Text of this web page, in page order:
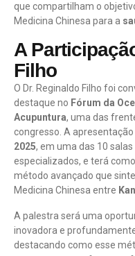
que compartilham o
Medicina Chinesa para a
A
Filho
O Dr. Reginaldo Filho foi
destaque no Fórum da
Acupuntura, uma das
congresso. A
2025, em uma das 10
especializados, e terá
método avançado que
Medicina Chinesa entre
A palestra será uma
inovadora e
destacando como esse